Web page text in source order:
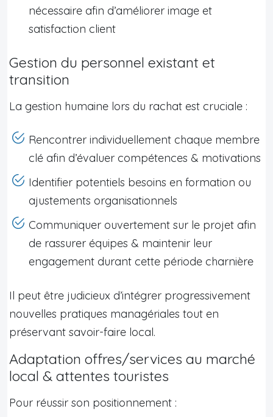
nécessaire afin d’améliorer image et
satisfaction client
Gestion du personnel existant et
transition
La gestion humaine lors du rachat est cruciale :
Rencontrer individuellement chaque membre
clé afin d’évaluer compétences & motivations
Identifier potentiels besoins en formation ou
ajustements organisationnels
Communiquer ouvertement sur le projet afin
de rassurer équipes & maintenir leur
engagement durant cette période charnière
Il peut être judicieux d’intégrer progressivement
nouvelles pratiques managériales tout en
préservant savoir-faire local.
Adaptation offres/services au marché
local & attentes touristes
Pour réussir son positionnement :